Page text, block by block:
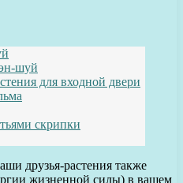
шуй
для входной двери
скрипки
друзья-растения также
жизненной силы) в вашем